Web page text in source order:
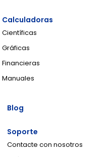
Calculadoras
Científicas
Gráficas
Financieras
Manuales
Blog
Soporte
Contacte con nosotros